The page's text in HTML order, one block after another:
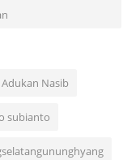
Nasib
subianto